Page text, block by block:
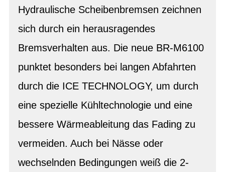
Hydraulische Scheibenbremsen zeichnen
sich durch ein herausragendes
Bremsverhalten aus. Die neue BR-M6100
punktet besonders bei langen Abfahrten
durch die ICE TECHNOLOGY, um durch
eine spezielle Kühltechnologie und eine
bessere Wärmeableitung das Fading zu
vermeiden. Auch bei Nässe oder
wechselnden Bedingungen weiß die 2-